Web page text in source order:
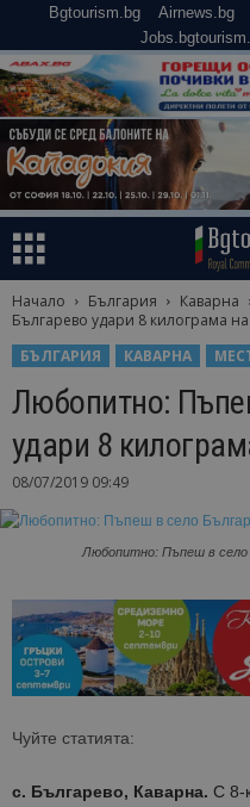
Bgtourism.bg Airnews.bg
Начало България Каварна
Българево удари 8 килограма
БЪЛГАРИЯ
КАВАРНА
Любопитно:
удари 8
08/07/2019 09:49
Любопитно: Пъпеш в село
Чуйте статията:
с. Българево, Каварна. С 8-